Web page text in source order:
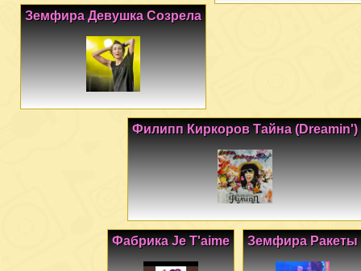
Земфира Девушка Созрела
Филипп Киркоров Тайна (Dreamin')
Земфира Ракеты
Фабрика Je T'aime